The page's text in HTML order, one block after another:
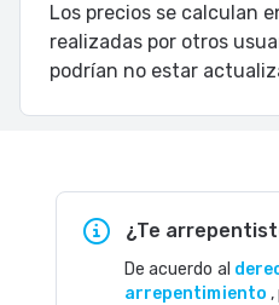
Los precios se calculan
realizadas por otros
podrían no estar
¿Te
De acuerdo al
arrepentimiento